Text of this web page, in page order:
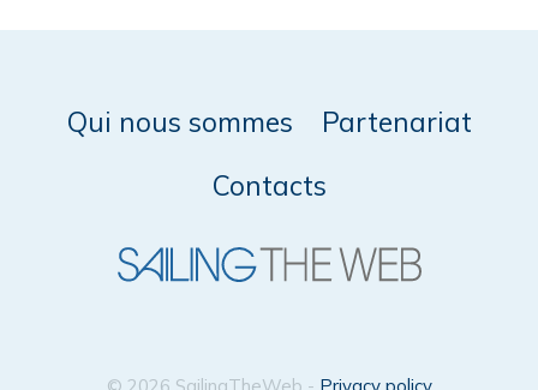
Qui nous sommes
Partenariat
Contacts